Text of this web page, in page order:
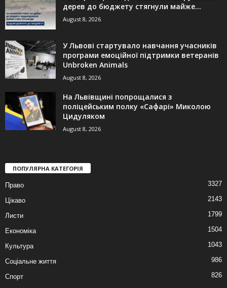
дерев до бюджету стягнули майже...
August 8, 2026
У Львові стартувало навчання учасників
програми емоційної підтримки ветеранів
Unbroken Animals
August 8, 2026
На Львівщині попрощалися з
поліцейським полку «Сафарі» Миколою
Цидуляком
August 8, 2026
ПОПУЛЯРНА КАТЕГОРІЯ
Право 3327
Цікаво 2143
Листи 1799
Економіка 1504
Культура 1043
Соціальне життя 986
Спорт 826